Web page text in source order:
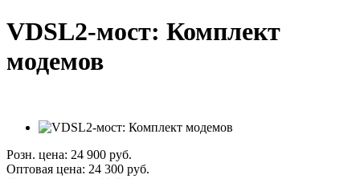
VDSL2-мост: Комплект
модемов
Розн. цена: 24 900 руб.
Оптовая цена: 24 300 руб.